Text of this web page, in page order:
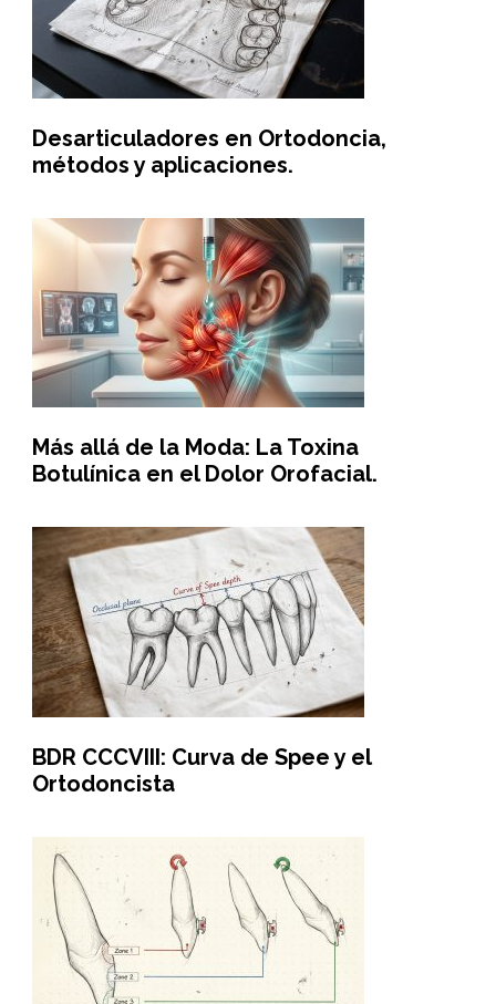
Desarticuladores en Ortodoncia,
métodos y aplicaciones.
Más allá de la Moda: La Toxina
Botulínica en el Dolor Orofacial.
BDR CCCVIII: Curva de Spee y el
Ortodoncista